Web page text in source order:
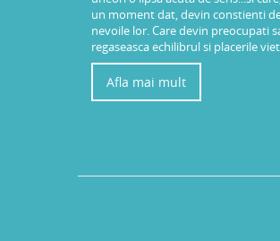
un moment dat, devin constienti
nevoile lor. Care devin preocupati
regaseasca echilibrul si placerile
Afla mai mult